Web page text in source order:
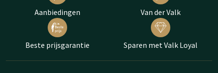
Aanbiedingen Van der Valk
Beste prijsgarantie Sparen met Valk Loyal